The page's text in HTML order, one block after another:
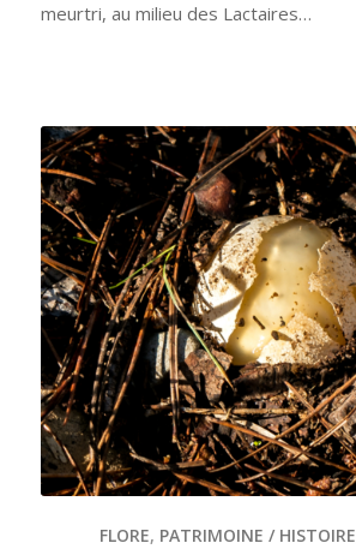
meurtri, au milieu des Lactaires…
FLORE, PATRIMOINE / HISTOIRE